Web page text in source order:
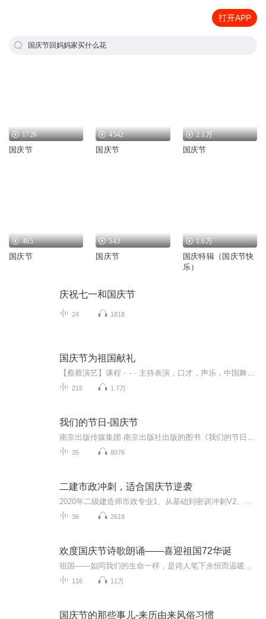
打开APP
国庆节回妈妈家买什么花
1726
国庆节
4542
国庆节
2.1万
国庆节
465
国庆节
543
国庆节
1.6万
国庆特辑（国庆节快
乐）
庆祝七一和国庆节
24 1818
国庆节为祖国献礼
215 1.7万
我们的节日-国庆节
35 8076
二建市政冲刺，适合国庆节逆袭
36 2619
欢度国庆节诗歌朗诵——喜迎祖国72华诞
116 11万
国庆节的那些事儿-来历由来风俗习惯